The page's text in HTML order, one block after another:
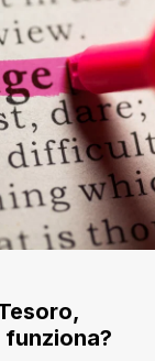
funziona?